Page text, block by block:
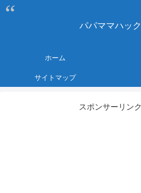
パパママハック
ホーム
サイトマップ
スポンサーリンク